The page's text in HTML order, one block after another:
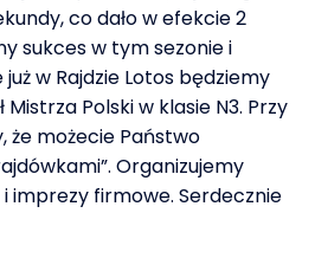
co dało w efekcie 2
sukces w tym sezonie i
w Rajdzie Lotos będziemy
Polski w klasie N3. Przy
że możecie Państwo
Organizujemy
imprezy firmowe. Serdecznie